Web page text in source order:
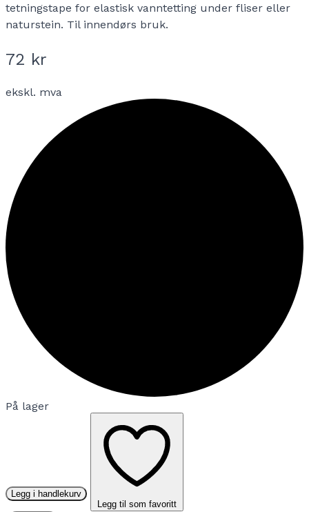
tetningstape for elastisk vanntetting under fliser eller
naturstein. Til innendørs bruk.
72 kr
ekskl. mva
På lager
Legg i handlekurv
Legg til som favoritt